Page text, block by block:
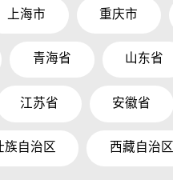
上海市 重庆市
青海省 山东省
江苏省 安徽省
族自治区 西藏自治区